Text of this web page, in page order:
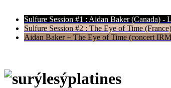
Sulfure Session #1 : Aidan Baker (Canada) -
Sulfure Session #2 : The Eye of Time
Aidan Baker + The Eye of Time (concert